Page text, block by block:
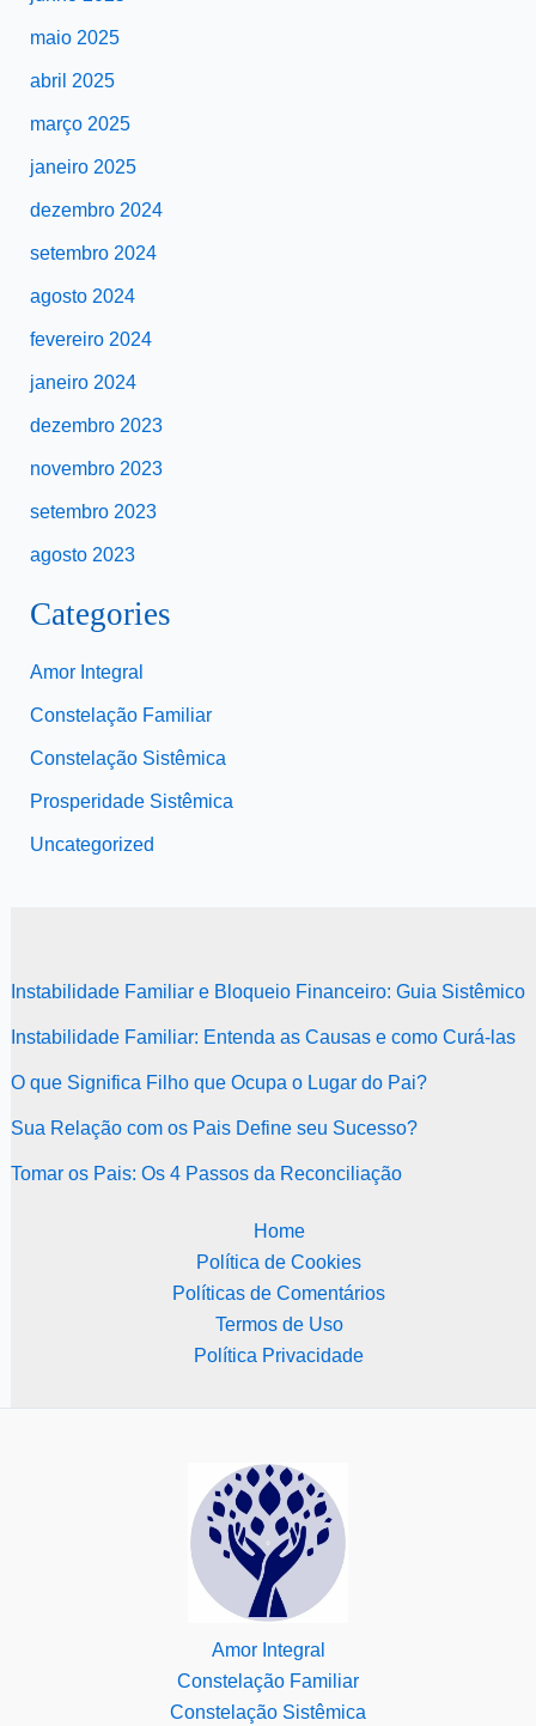
maio 2025
abril 2025
março 2025
janeiro 2025
dezembro 2024
setembro 2024
agosto 2024
fevereiro 2024
janeiro 2024
dezembro 2023
novembro 2023
setembro 2023
agosto 2023
Categories
Amor Integral
Constelação Familiar
Constelação Sistêmica
Prosperidade Sistêmica
Uncategorized
Instabilidade Familiar e Bloqueio Financeiro: Guia Sistêmico
Instabilidade Familiar: Entenda as Causas e como Curá-las
O que Significa Filho que Ocupa o Lugar do Pai?
Sua Relação com os Pais Define seu Sucesso?
Tomar os Pais: Os 4 Passos da Reconciliação
Home
Política de Cookies
Políticas de Comentários
Termos de Uso
Política Privacidade
Amor Integral
Constelação Familiar
Constelação Sistêmica